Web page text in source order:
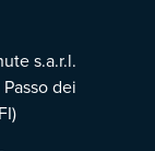
s.a.r.l.
dei